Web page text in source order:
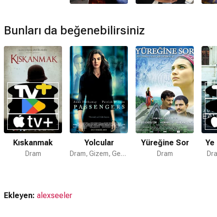
Aşkın İkinci Yarısı devam filmi var mı?
Bunları da beğenebilirsiniz
Kıskanmak
Dram
Yolcular
Dram, Gizem, Gerilim
Yüreğine Sor
Dram
Ye
Ekleyen: alexseeler